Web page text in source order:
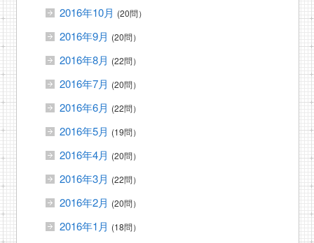
2016年10月 (20問）
2016年9月 (20問）
2016年8月 (22問）
2016年7月 (20問）
2016年6月 (22問）
2016年5月 (19問）
2016年4月 (20問）
2016年3月 (22問）
2016年2月 (20問）
2016年1月 (18問）